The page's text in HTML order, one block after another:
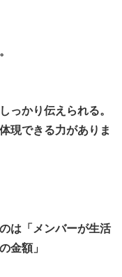
っかり伝えられる。
現できる力がありま
は「メンバーが生活
金額」